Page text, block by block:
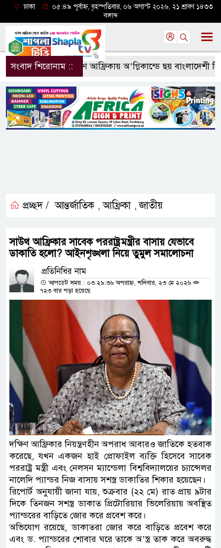
ঢাকা
০৫:৪৯ পূর্বাহ্ন, বৃহস্পতিবার, ০৬ অগাস্ট ২০২৬, ২১ শ্রাবণ ১৪৩৩
বঙ্গাব্দ
সংবাদ শিরোনাম ::দক্ষিণ আফ্রিকায় অ’গ্নিকান্ডে ছয় বাংলাদেশী
প্রচ্ছদ / আন্তর্জাতিক ,আফ্রিকা ,জাতীয়
সাউথ আফ্রিকার সাবেক পররাষ্ট্রমন্ত্রীর বাসায় যেভাবে
ডাকাতি হলো? আইনশৃঙ্খলা নিয়ে তুমুল সমালোচনা
প্রতিনিধির নাম
আপডেট সময় : ০৩:২৯:৩৬ অপরাহ্ন, শনিবার, ২৩ মে ২০২৬
৭২৩ বার পড়া হয়েছে
দক্ষিণ আফ্রিকার নিয়ন্ত্রণহীন অপরাধ আবারও জাতিকে হতবাক
করেছে, যখন একজন হাই প্রোফাইল ব্যক্তি হিসেবে সাবেক
পররাষ্ট্র মন্ত্রী এবং নেলসন ম্যান্ডেলা বিশ্ববিদ্যালয়ের চ্যান্সেলর
নালেদি প্যান্ডর নিজ বাসায় সশস্ত্র ডাকাতির শিকার হয়েছেন।
রিপোর্ট অনুযায়ী জানা যায়, শুক্রবার (২২ মে) রাত প্রায় ৯টার
দিকে তিনজন সশস্ত্র ডাকাত প্রিটোরিয়ার ভিলেরিয়ায় অবস্থিত
প্যান্ডরের বাড়িতে জোর করে প্রবেশ করে।
অভিযোগ রয়েছে, ডাকাতরা জোর করে বাড়িতে প্রবেশ করে
এবং ড. প্যান্ডরের শোবার ঘরে তাকে অ’স্ত্র তাক করে অবরুদ্ধ